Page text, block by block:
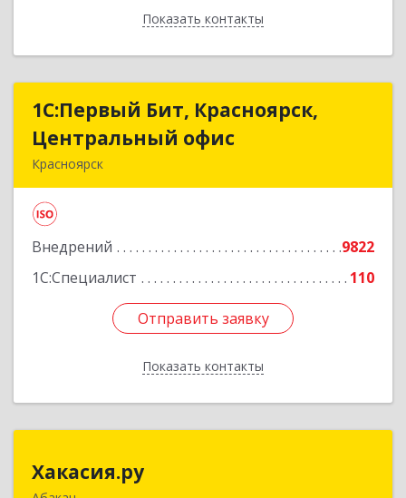
Показать контакты
Назад
1С:Первый Бит, Красноярск,
Центральный офис
Красноярск
Внедрений
9822
1С:Специалист
110
Отправить заявку
Показать контакты
1С:Первый Бит, Красноярск,
Центральный офис
Подробнее
Отправить заявку
Назад
Хакасия.ру